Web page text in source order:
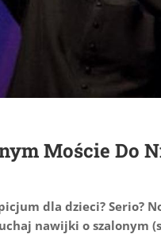
Moście Do
dla dzieci? Serio?
nawijki o